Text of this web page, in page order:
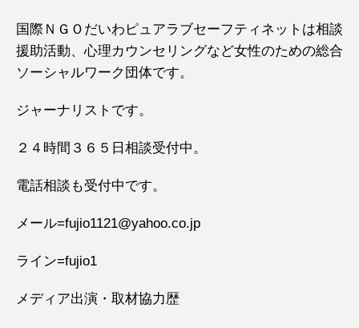
国際ＮＧＯだいわピュアラブセーフティネットは相談
援助活動、心理カウンセリングなど女性のための総合
ソーシャルワーク団体です。
ジャーナリストです。
２４時間３６５日相談受付中。
電話相談も受付中です。
メール=fujio1121@yahoo.co.jp
ライン=fujio1
メディア出演・取材協力歴